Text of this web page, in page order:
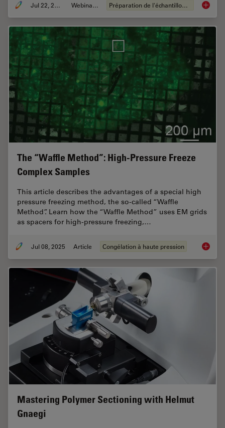
Jul 22, 2025 Webinaire Préparation de l'échantillon EM
The “Waffle Method”: High-Pressure Freeze
Complex Samples
This article describes the advantages of a special high
pressure freezing method, the so-called “Waffle
Method”. Learn how the “Waffle Method” uses EM grids
as spacers for high-pressure freezing,…
Jul 08, 2025 Article Congélation à haute pression The
Mastering Polymer Sectioning with Helmut
Gnaegi